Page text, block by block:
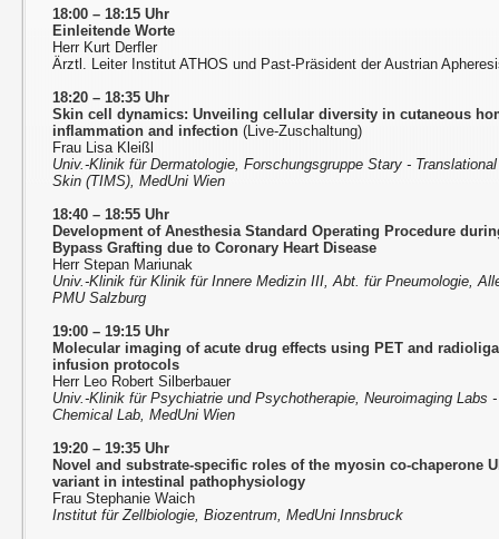
18:00 – 18:15 Uhr
Einleitende Worte
Herr Kurt Derfler
Ärztl. Leiter Institut ATHOS und Past-Präsident der Austrian
18:20 – 18:35 Uhr
Skin cell dynamics: Unveiling cellular diversity in cutaneous
inflammation and infection (Live-Zuschaltung)
Frau Lisa Kleißl
Univ.-Klinik für Dermatologie, Forschungsgruppe Stary -
Skin (TIMS), MedUni Wien
18:40 – 18:55 Uhr
Development of Anesthesia Standard Operating Procedure
Bypass Grafting due to Coronary Heart Disease
Herr Stepan Mariunak
Univ.-Klinik für Klinik für Innere Medizin III, Abt. für Pneumologie,
PMU Salzburg
19:00 – 19:15 Uhr
Molecular imaging of acute drug effects using PET and
infusion protocols
Herr Leo Robert Silberbauer
Univ.-Klinik für Psychiatrie und Psychotherapie, Neuroimaging Labs
Chemical Lab, MedUni Wien
19:20 – 19:35 Uhr
Novel and substrate-specific roles of the myosin co-chaperone
variant in intestinal pathophysiology
Frau Stephanie Waich
Institut für Zellbiologie, Biozentrum, MedUni Innsbruck